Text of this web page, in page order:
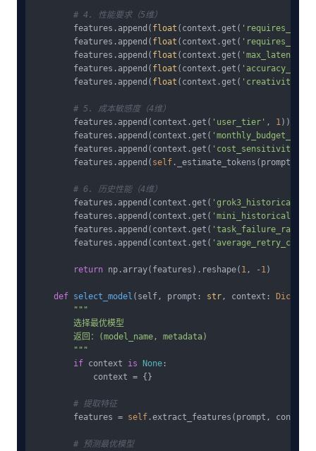
# 4. 性能要求（5维）
        features.append(
float (context.get(
        features.append(
float (context.get(
        features.append(
float (context.get(
        features.append(
float (context.get(
        features.append(
float (context.get(
# 5. 成本敏感度（4维）
        features.append(context.get(
'user_tier' , 1 ))
        features.append(context.get(
        features.append(context.get(
'cost_sensitivity'
        features.append(
self ._estimate_tokens(prompt) /
# 6. 历史性能（4维）
        features.append(context.get(
        features.append(context.get(
        features.append(context.get(
'task_failure_rate'
        features.append(context.get(
'average_retry_count'
return np.array(features).reshape( 1 , - 1 )
def select_model ( self, prompt: str , context: Dict
"""
        选择最优模型
        返回：(model_name, metadata)
        """
if context is None :
            context = {}
# 提取特征
        features =
self .extract_features(prompt, context)
# 预测最优模型